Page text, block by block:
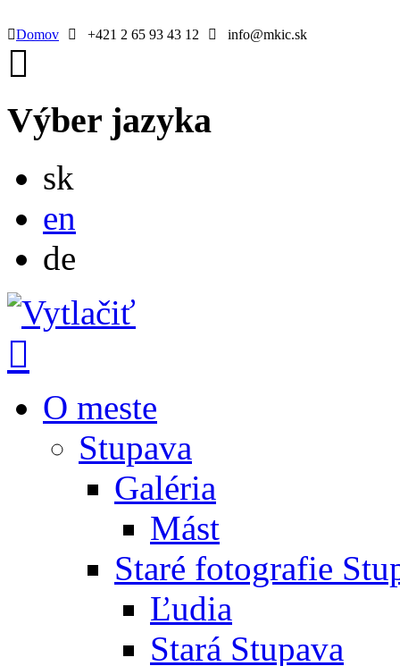
Domov +421 2 65 93 43 12 info@mkic.sk
Výber jazyka
sk
en
de
O meste
Stupava
Galéria
Mást
Staré fotografie
Ľudia
Stará Stupava